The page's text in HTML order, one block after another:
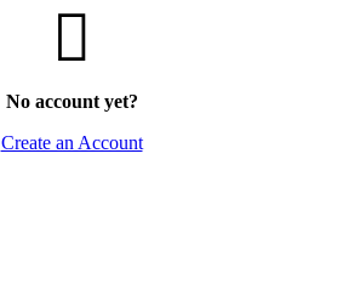
No account yet?
Create an Account